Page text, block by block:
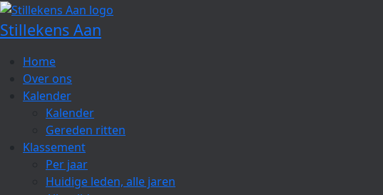
Spring
naar
de
inhoud
Stillekens Aan
Home
Over ons
Kalender
Kalender
Gereden ritten
Klassement
Per jaar
Huidige leden, alle jaren